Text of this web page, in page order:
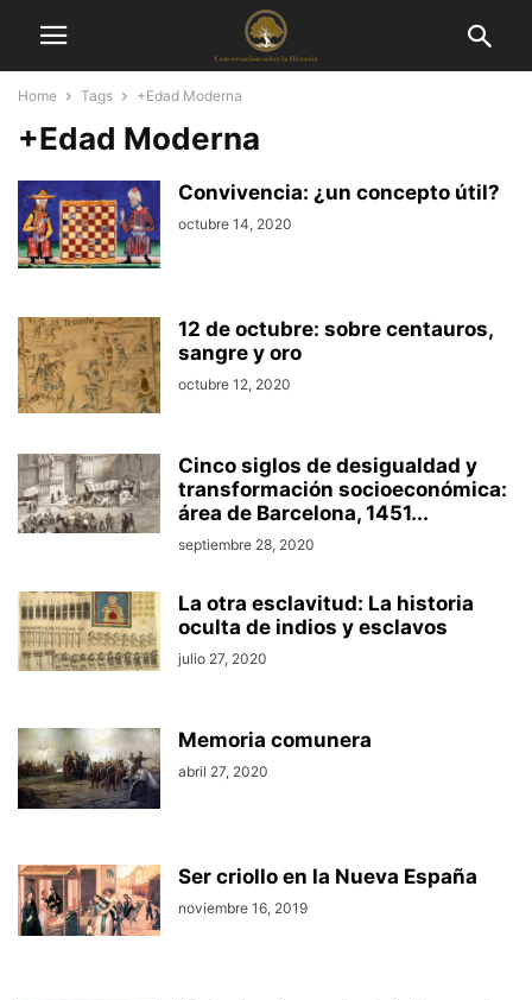
Home Tags +Edad Moderna
+Edad Moderna
Convivencia: ¿un concepto útil?
octubre 14, 2020
12 de octubre: sobre centauros,
sangre y oro
octubre 12, 2020
Cinco siglos de desigualdad y
transformación socioeconómica:
área de Barcelona, 1451...
septiembre 28, 2020
La otra esclavitud: La historia
oculta de indios y esclavos
julio 27, 2020
Memoria comunera
abril 27, 2020
Ser criollo en la Nueva España
noviembre 16, 2019